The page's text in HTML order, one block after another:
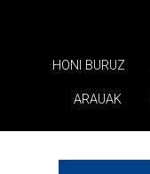
HONI BURUZ
ARAUAK